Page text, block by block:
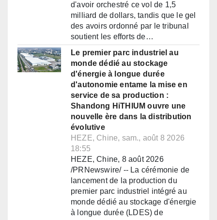
d'avoir orchestré ce vol de 1,5
milliard de dollars, tandis que le gel
des avoirs ordonné par le tribunal
soutient les efforts de…
Le premier parc industriel au
monde dédié au stockage
d'énergie à longue durée
d'autonomie entame la mise en
service de sa production :
Shandong HiTHIUM ouvre une
nouvelle ère dans la distribution
évolutive
HEZE, Chine, sam., août 8 2026
18:55
HEZE, Chine, 8 août 2026
/PRNewswire/ -- La cérémonie de
lancement de la production du
premier parc industriel intégré au
monde dédié au stockage d'énergie
à longue durée (LDES) de